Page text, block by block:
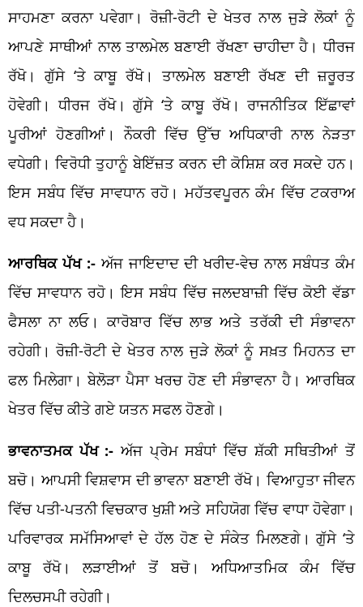
ਸਾਹਮਣਾ ਕਰਨਾ ਪਵੇਗਾ। ਰੋਜ਼ੀ-ਰੋਟੀ ਦੇ ਖੇਤਰ ਨਾਲ ਜੁੜੇ ਲੋਕਾਂ ਨੂੰ
ਆਪਣੇ ਸਾਥੀਆਂ ਨਾਲ ਤਾਲਮੇਲ ਬਣਾਈ ਰੱਖਣਾ ਚਾਹੀਦਾ ਹੈ। ਧੀਰਜ
ਰੱਖੋ। ਗੁੱਸੇ ‘ਤੇ ਕਾਬੂ ਰੱਖੋ। ਤਾਲਮੇਲ ਬਣਾਈ ਰੱਖਣ ਦੀ ਜ਼ਰੂਰਤ
ਹੋਵੇਗੀ। ਧੀਰਜ ਰੱਖੋ। ਗੁੱਸੇ ‘ਤੇ ਕਾਬੂ ਰੱਖੋ। ਰਾਜਨੀਤਿਕ ਇੱਛਾਵਾਂ
ਪੂਰੀਆਂ ਹੋਣਗੀਆਂ। ਨੌਕਰੀ ਵਿੱਚ ਉੱਚ ਅਧਿਕਾਰੀ ਨਾਲ ਨੇੜਤਾ
ਵਧੇਗੀ। ਵਿਰੋਧੀ ਤੁਹਾਨੂੰ ਬੇਇੱਜ਼ਤ ਕਰਨ ਦੀ ਕੋਸ਼ਿਸ਼ ਕਰ ਸਕਦੇ ਹਨ।
ਇਸ ਸਬੰਧ ਵਿੱਚ ਸਾਵਧਾਨ ਰਹੋ। ਮਹੱਤਵਪੂਰਨ ਕੰਮ ਵਿੱਚ ਟਕਰਾਅ
ਵਧ ਸਕਦਾ ਹੈ।
ਆਰਥਿਕ ਪੱਖ :-ਅੱਜ ਜਾਇਦਾਦ ਦੀ ਖਰੀਦ-ਵੇਚ ਨਾਲ ਸਬੰਧਤ ਕੰਮ
ਵਿੱਚ ਸਾਵਧਾਨ ਰਹੋ। ਇਸ ਸਬੰਧ ਵਿੱਚ ਜਲਦਬਾਜ਼ੀ ਵਿੱਚ ਕੋਈ ਵੱਡਾ
ਫੈਸਲਾ ਨਾ ਲਓ। ਕਾਰੋਬਾਰ ਵਿੱਚ ਲਾਭ ਅਤੇ ਤਰੱਕੀ ਦੀ ਸੰਭਾਵਨਾ
ਰਹੇਗੀ। ਰੋਜ਼ੀ-ਰੋਟੀ ਦੇ ਖੇਤਰ ਨਾਲ ਜੁੜੇ ਲੋਕਾਂ ਨੂੰ ਸਖ਼ਤ ਮਿਹਨਤ ਦਾ
ਫਲ ਮਿਲੇਗਾ। ਬੇਲੋੜਾ ਪੈਸਾ ਖਰਚ ਹੋਣ ਦੀ ਸੰਭਾਵਨਾ ਹੈ। ਆਰਥਿਕ
ਖੇਤਰ ਵਿੱਚ ਕੀਤੇ ਗਏ ਯਤਨ ਸਫਲ ਹੋਣਗੇ।
ਭਾਵਨਾਤਮਕ ਪੱਖ :- ਅੱਜ ਪ੍ਰੇਮ ਸਬੰਧਾਂ ਵਿੱਚ ਸ਼ੱਕੀ ਸਥਿਤੀਆਂ ਤੋਂ
ਬਚੋ। ਆਪਸੀ ਵਿਸ਼ਵਾਸ ਦੀ ਭਾਵਨਾ ਬਣਾਈ ਰੱਖੋ। ਵਿਆਹੁਤਾ ਜੀਵਨ
ਵਿੱਚ ਪਤੀ-ਪਤਨੀ ਵਿਚਕਾਰ ਖੁਸ਼ੀ ਅਤੇ ਸਹਿਯੋਗ ਵਿੱਚ ਵਾਧਾ ਹੋਵੇਗਾ।
ਪਰਿਵਾਰਕ ਸਮੱਸਿਆਵਾਂ ਦੇ ਹੱਲ ਹੋਣ ਦੇ ਸੰਕੇਤ ਮਿਲਣਗੇ। ਗੁੱਸੇ ‘ਤੇ
ਕਾਬੂ ਰੱਖੋ। ਲੜਾਈਆਂ ਤੋਂ ਬਚੋ। ਅਧਿਆਤਮਿਕ ਕੰਮ ਵਿੱਚ
ਦਿਲਚਸਪੀ ਰਹੇਗੀ।